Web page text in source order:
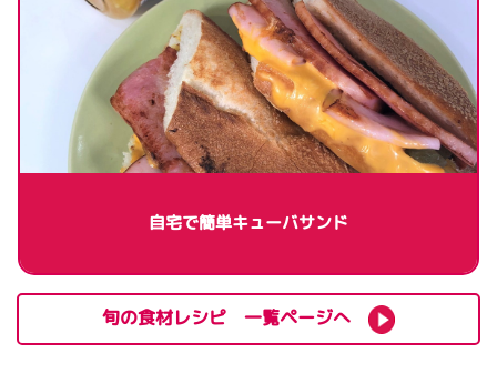
自宅で簡単キューバサンド
旬の食材レシピ 一覧ページへ